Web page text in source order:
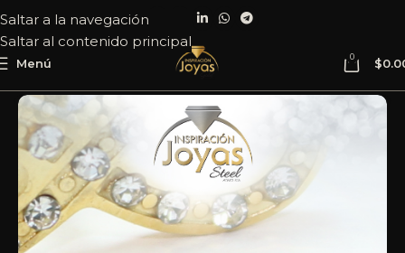
Saltar a la navegación
Saltar al contenido principal
Menú 0 $